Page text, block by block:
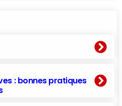
: bonnes pratiques